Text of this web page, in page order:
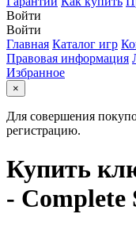
Войти
Войти
Главная Каталог игр
Правовая информация
Избранное
×
Для совершения
регистрацию.
Купить
- Complete